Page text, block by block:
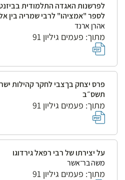
לפרשנות האגדה התלמודית
לספר "אמציהו" לרבי שמריה בין
אהרן ארנד
מתוך: פעמים גיליון 91
פרס יצחק בךצבי לחקר קהילות
תשס״ב
מתוך: פעמים גיליון 91
על יצירתו של רבי רפאל גירדוגו
משה בר־אשר
מתוך: פעמים גיליון 91